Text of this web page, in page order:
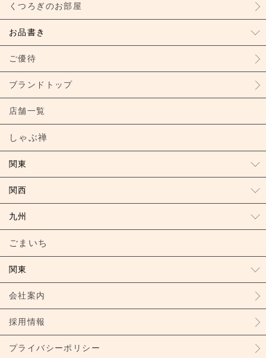
くつろぎのお部屋
お品書き
ご優待
ブランドトップ
店舗一覧
しゃぶ禅
関東
関西
九州
ごまいち
関東
会社案内
採用情報
プライバシーポリシー